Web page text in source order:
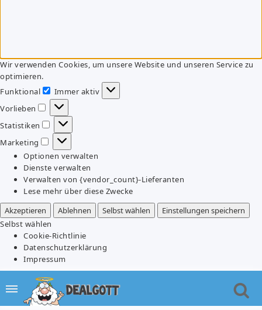
Wir verwenden Cookies, um unsere Website und unseren Service zu
optimieren.
Funktional
Funktional
Immer aktiv
Vorlieben
Vorlieben
Statistiken
Statistiken
Marketing
Marketing
Optionen verwalten
Dienste verwalten
Verwalten von {vendor_count}-Lieferanten
Lese mehr über diese Zwecke
Akzeptieren
Ablehnen Selbst wählen
Einstellungen speichern
Selbst wählen
Cookie-Richtlinie
Datenschutzerklärung
Impressum